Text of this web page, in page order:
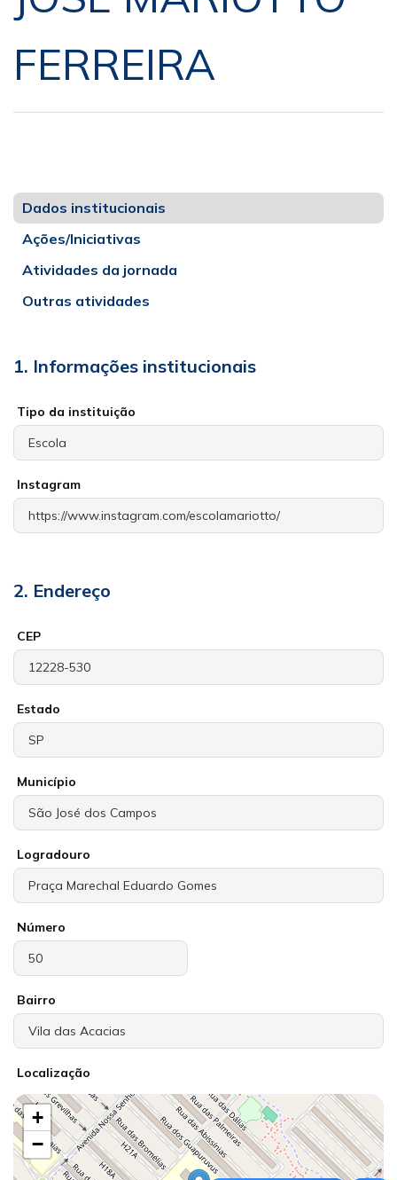
FERREIRA
Dados institucionais
Ações/Iniciativas
Atividades da jornada
Outras atividades
1. Informações institucionais
Tipo da instituição
Instagram
2. Endereço
CEP
Estado
Município
Logradouro
Número
Bairro
Localização
+
−